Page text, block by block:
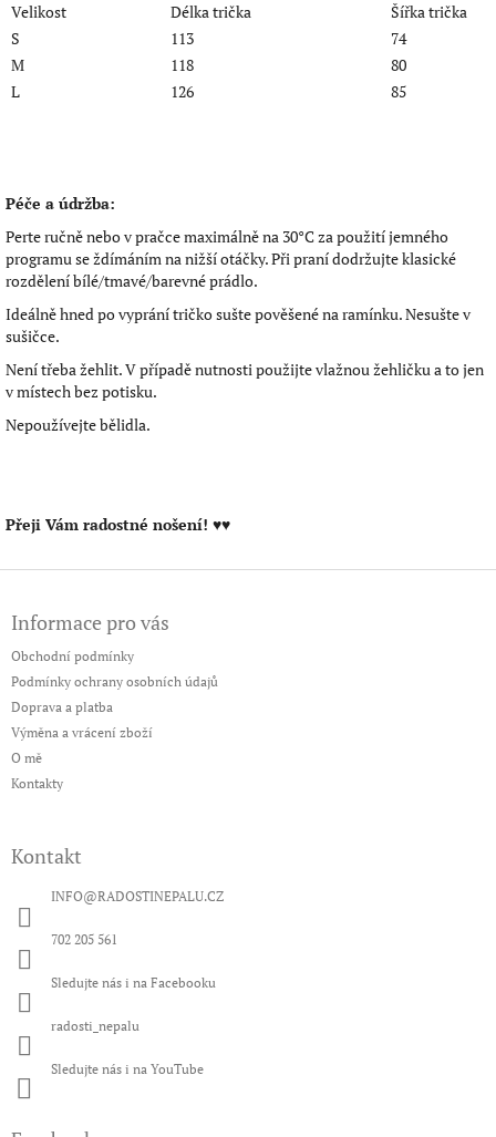
Velikost
Délka trička
Šířka trička
S
113
74
M
118
80
L
126 85
Péče a údržba:
Perte ručně nebo v pračce maximálně na 30°C za použití jemného
programu se ždímáním na nižší otáčky. Při praní dodržujte klasické
rozdělení bílé/tmavé/barevné prádlo.
Ideálně hned po vyprání tričko sušte pověšené na ramínku. Nesušte v
sušičce.
Není třeba žehlit. V případě nutnosti použijte vlažnou žehličku a to jen
v místech bez potisku.
Nepoužívejte bělidla.
Přeji Vám radostné nošení! ♥♥
Informace pro vás
Obchodní podmínky
Podmínky ochrany osobních údajů
Doprava a platba
Výměna a vrácení zboží
O mě
Kontakty
Kontakt
INFO@RADOSTINEPALU.CZ
702 205 561
Sledujte nás i na Facebooku
radosti_nepalu
Sledujte nás i na YouTube